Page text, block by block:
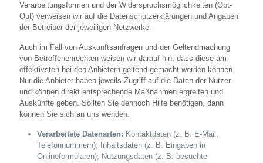
Verarbeitungsformen und der Widerspruchsmöglichkeiten (Opt-
Out) verweisen wir auf die Datenschutzerklärungen und Angaben
der Betreiber der jeweiligen Netzwerke.
Auch im Fall von Auskunftsanfragen und der Geltendmachung
von Betroffenenrechten weisen wir darauf hin, dass diese am
effektivsten bei den Anbietern geltend gemacht werden können.
Nur die Anbieter haben jeweils Zugriff auf die Daten der Nutzer
und können direkt entsprechende Maßnahmen ergreifen und
Auskünfte geben. Sollten Sie dennoch Hilfe benötigen, dann
können Sie sich an uns wenden.
Verarbeitete Datenarten: Kontaktdaten (z. B. E-Mail,
Telefonnummern); Inhaltsdaten (z. B. Eingaben in
Onlineformularen); Nutzungsdaten (z. B. besuchte